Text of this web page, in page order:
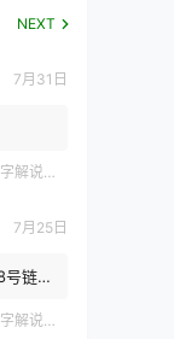
NEXT
7月31日
说版）
7月25日
号链
说版）